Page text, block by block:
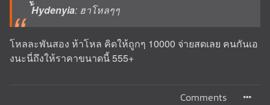
้ัHydenyia: ฮาโหลๆๆ
โหลละพันสอง ห้าโหล คิดให้ถูกๆ 10000 จ่ายสดเลย คนกันเอ
งนะนี่ถึงให้ราคาขนาดนี้ 555+
Comments